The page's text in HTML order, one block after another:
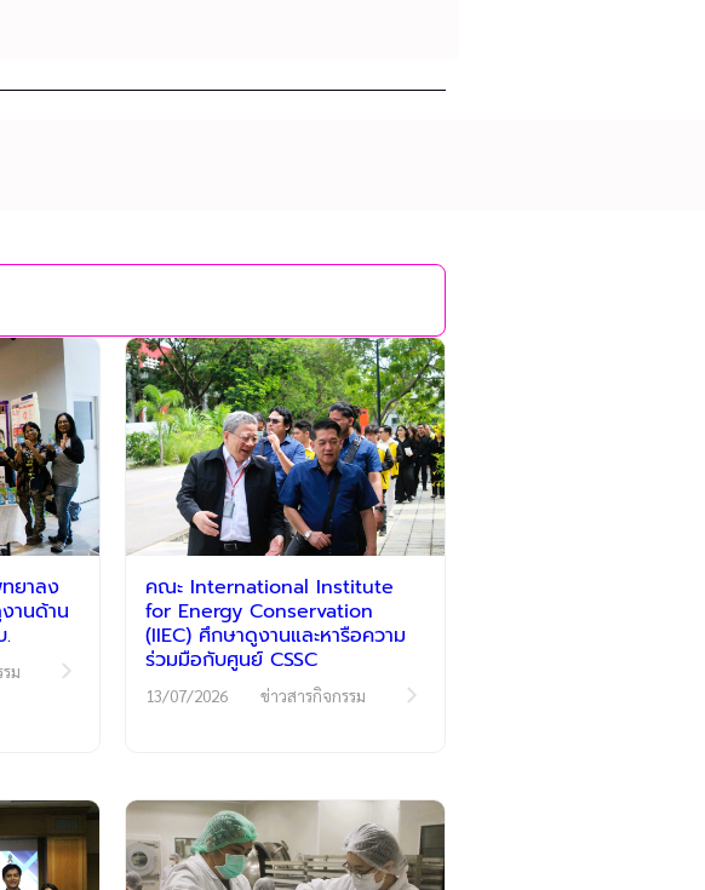
ยาลง
านด้าน
.
ม
คณะ International Institute
for Energy Conservation
(IIEC) ศึกษาดูงานและหารือความ
ร่วมมือกับศูนย์ CSSC
13/07/2026 ข่าวสารกิจกรรม